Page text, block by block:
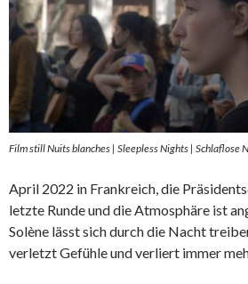
Film still Nuits blanches | Sleepless Nights | Schlaflose
April 2022 in Frankreich, die
letzte Runde und die Atmosphäre ist
Solène lässt sich durch die Nacht
verletzt Gefühle und verliert immer